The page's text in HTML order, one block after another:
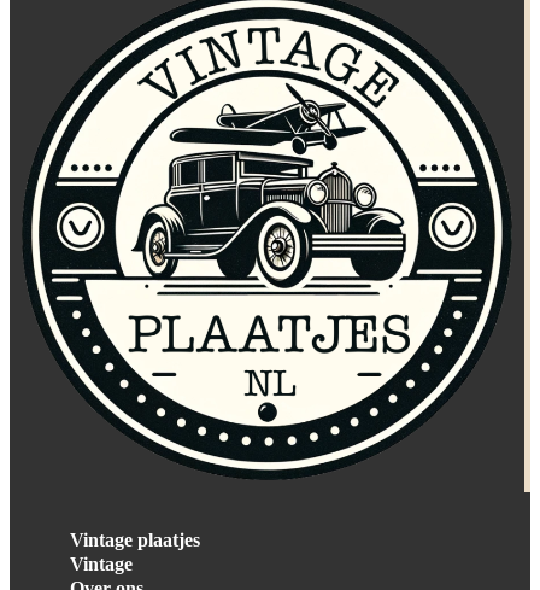
Vintage plaatjes
Vintage